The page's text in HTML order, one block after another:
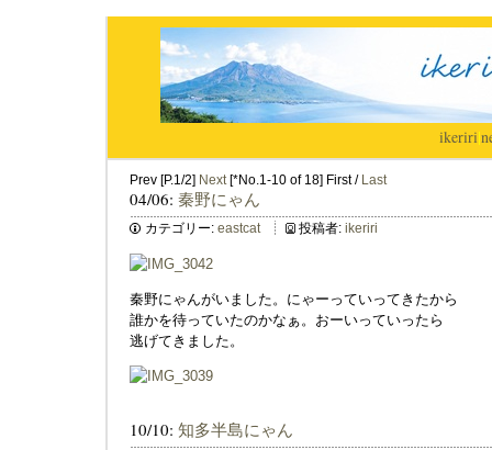
ikeriri|
Prev [P.1/2] Next[*No.1-10 of 18] First / Last
04/06: 秦野にゃん
カテゴリー: eastcat 投稿者: ikeriri
秦野にゃんがいました。にゃーっていってきたから
誰かを待っていたのかなぁ。おーいっていったら
逃げてきました。
10/10: 知多半島にゃん